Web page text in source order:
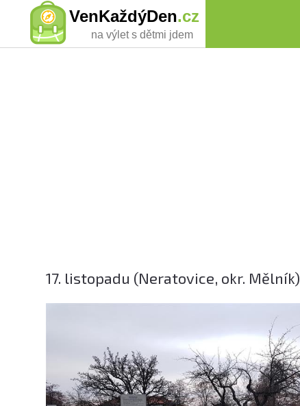
VenKaždýDen.cz
na výlet s dětmi jdem
17. listopadu (Neratovice, okr. Mělník)